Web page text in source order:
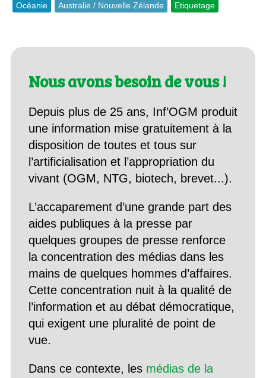
Océanie Australie / Nouvelle Zélande Etiquetage
Nous avons besoin de vous !
Depuis plus de 25 ans, Inf’OGM produit
une information mise gratuitement à la
disposition de toutes et tous sur
l’artificialisation et l’appropriation du
vivant (OGM, NTG, biotech, brevet...).
L’accaparement d’une grande part des
aides publiques à la presse par
quelques groupes de presse renforce
la concentration des médias dans les
mains de quelques hommes d’affaires.
Cette concentration nuit à la qualité de
l’information et au débat démocratique,
qui exigent une pluralité de point de
vue.
Dans ce contexte, les médias de la